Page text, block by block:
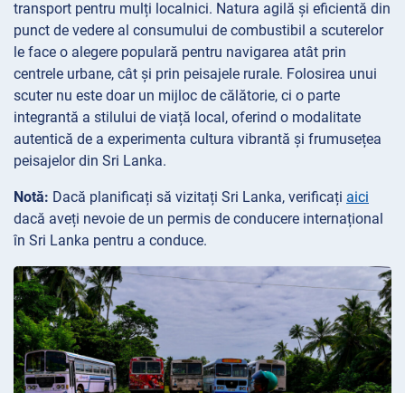
transport pentru mulți localnici. Natura agilă și eficientă din
punct de vedere al consumului de combustibil a scuterelor
le face o alegere populară pentru navigarea atât prin
centrele urbane, cât și prin peisajele rurale. Folosirea unui
scuter nu este doar un mijloc de călătorie, ci o parte
integrantă a stilului de viață local, oferind o modalitate
autentică de a experimenta cultura vibrantă și frumusețea
peisajelor din Sri Lanka.
Notă: Dacă planificați să vizitați Sri Lanka, verificați aici
dacă aveți nevoie de un permis de conducere internațional
în Sri Lanka pentru a conduce.